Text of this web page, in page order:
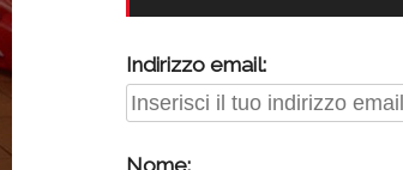
Indirizzo email: